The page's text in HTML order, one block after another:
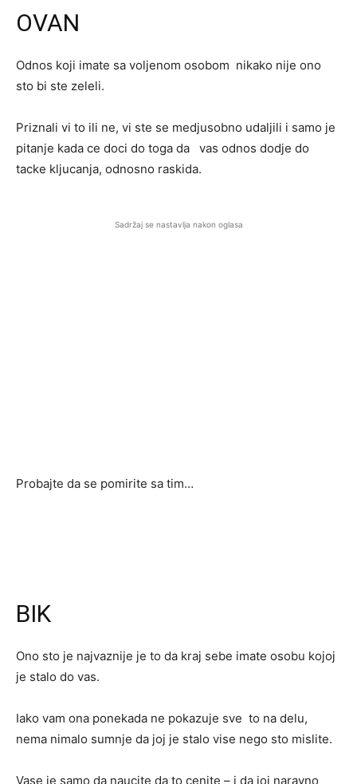
OVAN
Odnos koji imate sa voljenom osobom nikako nije ono
sto bi ste zeleli.
Priznali vi to ili ne, vi ste se medjusobno udaljili i samo je
pitanje kada ce doci do toga da vas odnos dodje do
tacke kljucanja, odnosno raskida.
Sadržaj se nastavlja nakon oglasa
Probajte da se pomirite sa tim…
BIK
Ono sto je najvaznije je to da kraj sebe imate osobu kojoj
je stalo do vas.
Iako vam ona ponekada ne pokazuje sve to na delu,
nema nimalo sumnje da joj je stalo vise nego sto mislite.
Vase je samo da naucite da to cenite – i da joj naravno